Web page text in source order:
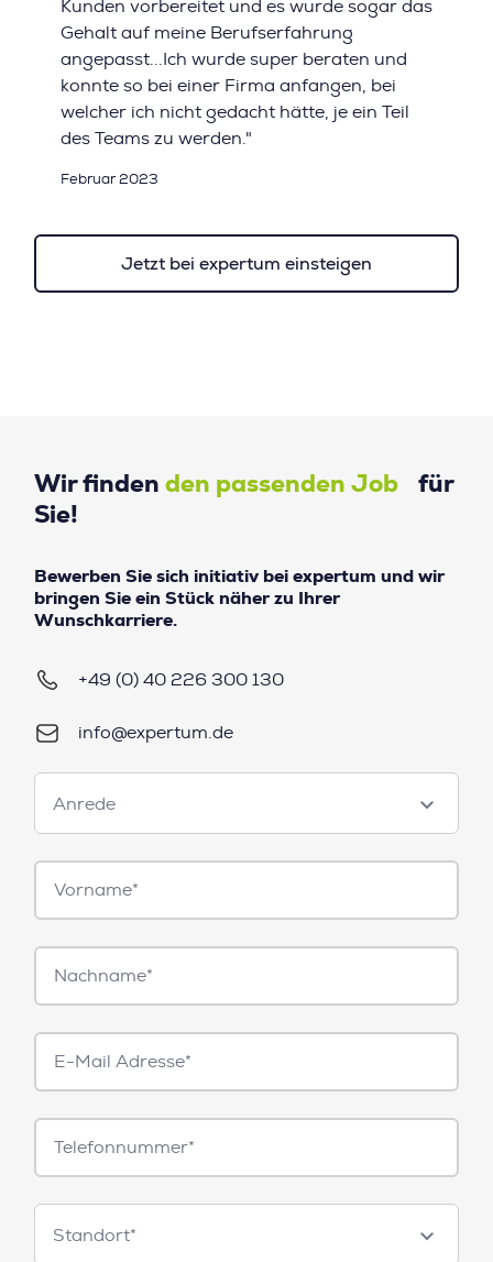
Kunden vorbereitet und es wurde sogar das
Gehalt auf meine Berufserfahrung
angepasst...Ich wurde super beraten und
konnte so bei einer Firma anfangen, bei
welcher ich nicht gedacht hätte, je ein Teil
des Teams zu werden."
Februar 2023
Jetzt bei expertum einsteigen
Wir finden den passenden Job für
Sie!
Bewerben Sie sich initiativ bei expertum und wir
bringen Sie ein Stück näher zu Ihrer
Wunschkarriere.
+49 (0) 40 226 300 130
info@expertum.de
Anrede
Anrede
Vorname*
Nachname*
E-
Mail*
Telefonnummer
Standorte
Standort*